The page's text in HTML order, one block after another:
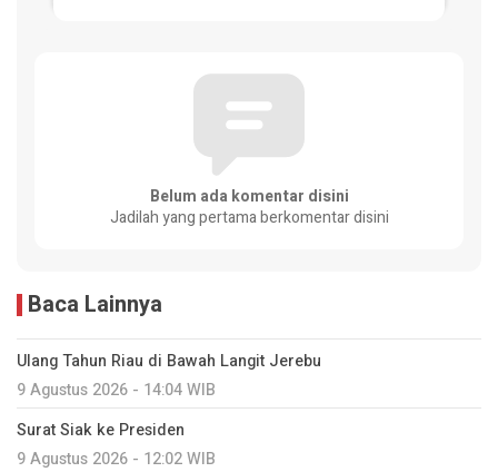
Belum ada komentar disini
Jadilah yang pertama berkomentar disini
Baca Lainnya
Ulang Tahun Riau di Bawah Langit Jerebu
9 Agustus 2026 - 14:04 WIB
Surat Siak ke Presiden
9 Agustus 2026 - 12:02 WIB